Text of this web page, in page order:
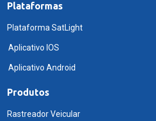
Plataformas
Plataforma SatLight
Aplicativo IOS
Aplicativo Android
Produtos
Rastreador Veicular